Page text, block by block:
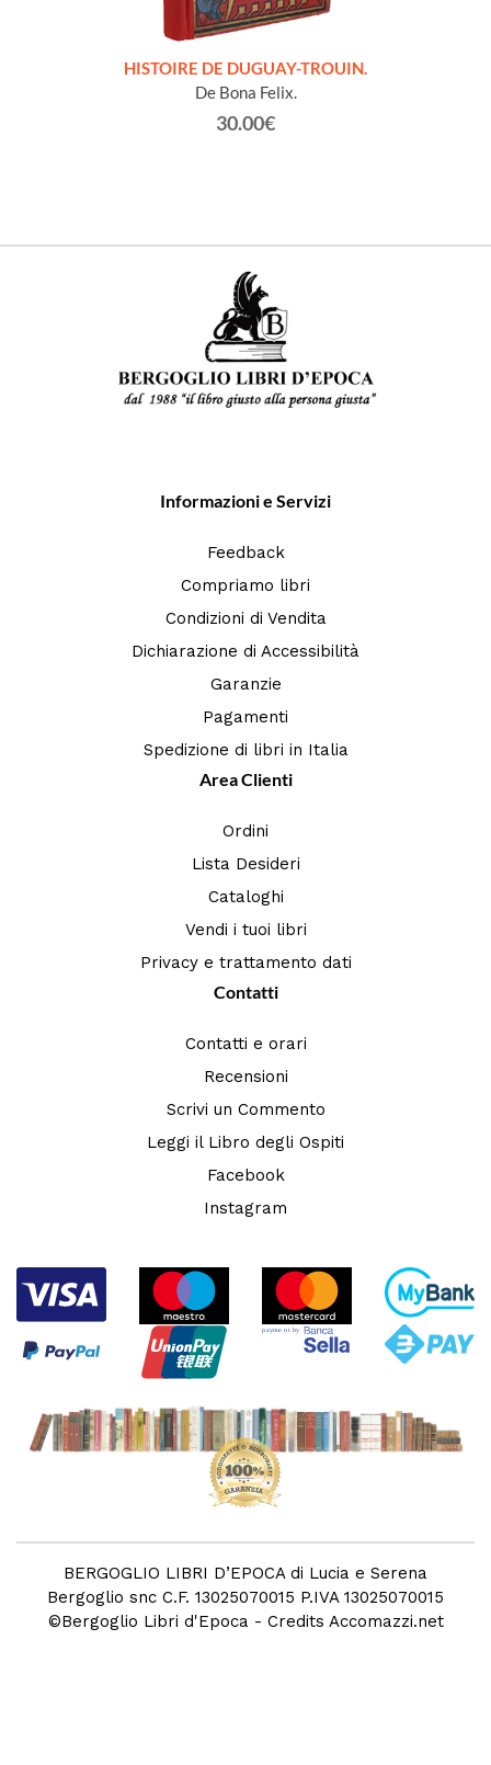
HISTOIRE DE DUGUAY-TROUIN.
De Bona Felix.
30.00€
Informazioni e Servizi
Feedback
Compriamo libri
Condizioni di Vendita
Dichiarazione di Accessibilità
Garanzie
Pagamenti
Spedizione di libri in Italia
Area Clienti
Ordini
Lista Desideri
Cataloghi
Vendi i tuoi libri
Privacy e trattamento dati
Contatti
Contatti e orari
Recensioni
Scrivi un Commento
Leggi il Libro degli Ospiti
Facebook
Instagram
BERGOGLIO LIBRI D’EPOCA di Lucia e Serena
Bergoglio snc C.F. 13025070015 P.IVA 13025070015
©Bergoglio Libri d'Epoca - Credits Accomazzi.net